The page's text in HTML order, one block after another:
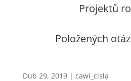
Projektů
Položených
Dub 29, 2019| cawi_cisla